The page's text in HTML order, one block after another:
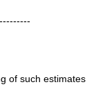
of such estimates